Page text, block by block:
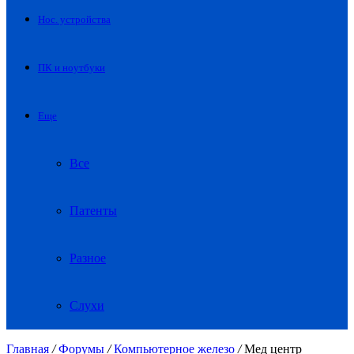
Нос. устройства
ПК и ноутбуки
Еще
Все
Патенты
Разное
Слухи
Главная / Форумы / Компьютерное железо / Мед центр